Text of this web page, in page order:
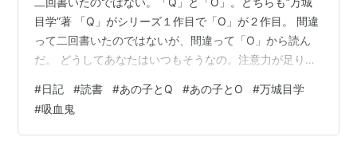
目学”著 「Q」がシリーズ１作目で「O」が２作目。 間違
って二回書いたのではないが、間違って「O」から読ん
だ。 どうしてあなたはいつもそうなの。注意力が足りな
称)からも言われなくなった。「Q」から読むと主人公は
吸血鬼であると最初から分かっているのだが「O」から読
むと主人公の秘密に迫ろうとする校内新聞の記者目線を
#日記 #読書 #あの子とQ #あの子とO #万城目学
#吸血鬼